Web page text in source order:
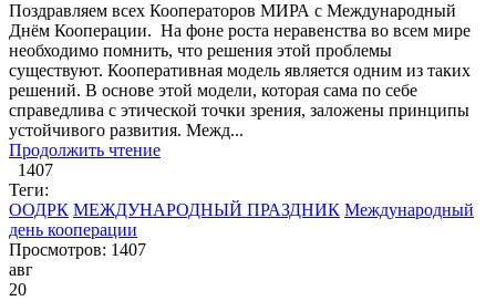
Поздравляем всех Кооператоров МИРА с Международный
Днём Кооперации. На фоне роста неравенства во всем мире
необходимо помнить, что решения этой проблемы
существуют. Кооперативная модель является одним из таких
решений. В основе этой модели, которая сама по себе
справедлива с этической точки зрения, заложены принципы
устойчивого развития. Межд...
Продолжить чтение
1407
Теги:
ООДРК МЕЖДУНАРОДНЫЙ ПРАЗДНИК Международный
день кооперации
Просмотров: 1407
авг
20